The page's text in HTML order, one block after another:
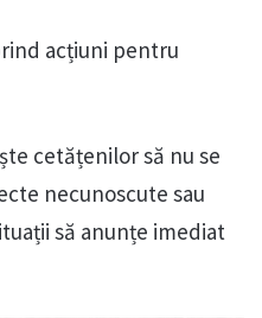
acțiuni pentru
cetățenilor să nu se
necunoscute sau
să anunțe imediat